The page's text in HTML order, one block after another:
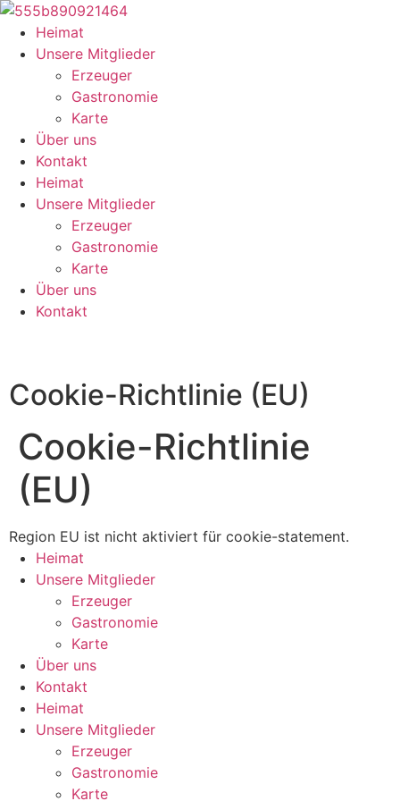
Heimat
Unsere Mitglieder
Erzeuger
Gastronomie
Karte
Über uns
Kontakt
Heimat
Unsere Mitglieder
Erzeuger
Gastronomie
Karte
Über uns
Kontakt
Cookie-Richtlinie (EU)
Cookie-Richtlinie
(EU)
Region EU ist nicht aktiviert für cookie-statement.
Heimat
Unsere Mitglieder
Erzeuger
Gastronomie
Karte
Über uns
Kontakt
Heimat
Unsere Mitglieder
Erzeuger
Gastronomie
Karte